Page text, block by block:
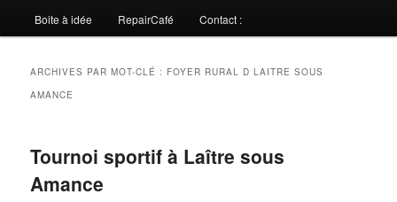
Boite à idée RepairCafé Contact :
ARCHIVES PAR MOT-CLÉ : FOYER RURAL D LAITRE SOUS
AMANCE
Tournoi sportif à Laître sous
Amance